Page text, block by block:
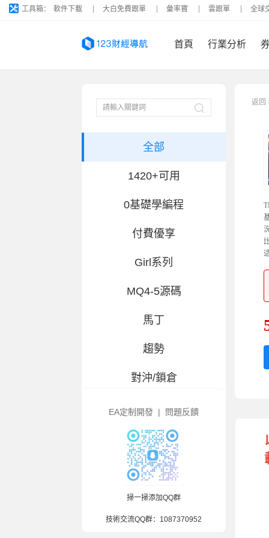
工具箱： 軟件下載 大白免費跟單 彙率寶 雲跟單 全球
首頁 行業分析
全部
1420+可用
0基礎學編程
付費優享
Girl系列
MQ4-5源碼
馬丁
趨勢
對沖/鎖倉
交易百科
大白優選-指标
風控輔助
造假/漢化
混合策略
EA定制開發 | 問題反饋
掃一掃添加QQ群
技術交流QQ群： 1087370952
返回